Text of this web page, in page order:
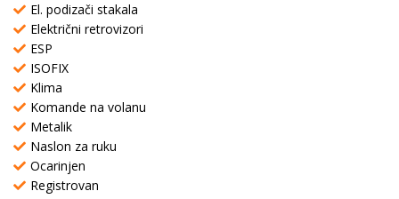
El. podizači stakala
Električni retrovizori
ESP
ISOFIX
Klima
Komande na volanu
Metalik
Naslon za ruku
Ocarinjen
Registrovan